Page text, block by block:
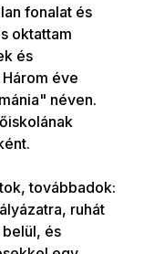
fonalat és
oktattam
és
éve
néven.
továbbadok:
ruhát
és